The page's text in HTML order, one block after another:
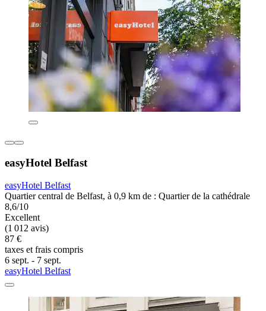
easyHotel Belfast
easyHotel Belfast
Quartier central de Belfast, à 0,9 km de : Quartier de la cathédrale
8,6/10
Excellent
(1 012 avis)
87 €
taxes et frais compris
6 sept. - 7 sept.
easyHotel Belfast